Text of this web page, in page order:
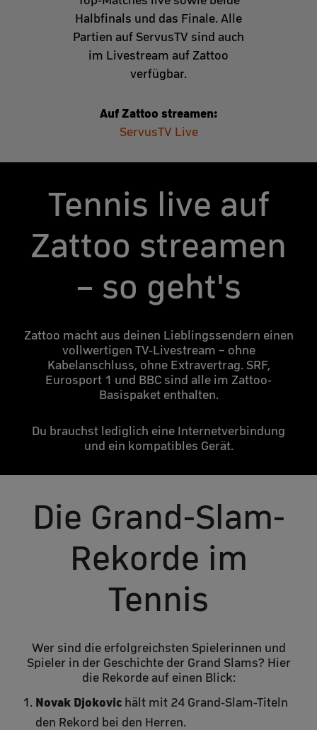
Halbfinals und das Finale. Alle
Partien auf ServusTV sind auch
im Livestream auf Zattoo
verfügbar.
Auf Zattoo streamen:
ServusTV Live
Tennis live auf
Zattoo streamen
– so geht's
Zattoo macht aus deinen Lieblingssendern einen
vollwertigen TV-Livestream – ohne
Kabelanschluss, ohne Extravertrag. SRF,
Eurosport 1 und BBC sind alle im Zattoo-
Basispaket enthalten.
Du brauchst lediglich eine Internetverbindung
und ein kompatibles Gerät.
Die Grand-Slam-
Rekorde im
Tennis
Wer sind die erfolgreichsten Spielerinnen und
Spieler in der Geschichte der Grand Slams? Hier
die Rekorde auf einen Blick:
Novak Djokovic hält mit 24 Grand-Slam-Titeln
den Rekord bei den Herren.